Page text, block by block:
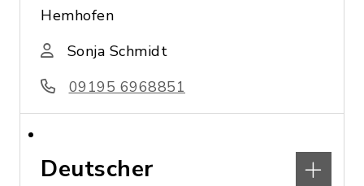
Hemhofen
Sonja Schmidt
09195 6968851
Deutscher